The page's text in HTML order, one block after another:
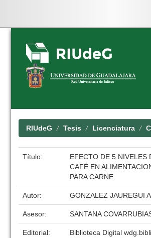
Skip
navigation
RIUdeG Tesis Licenciatura
Título:
EFECTO DE 5 NIVELES
CAFÉ EN
PARA CARNE
Autor: GONZALEZ JAUREGUI
Asesor: SANTANA
Editorial:
Biblioteca Digital